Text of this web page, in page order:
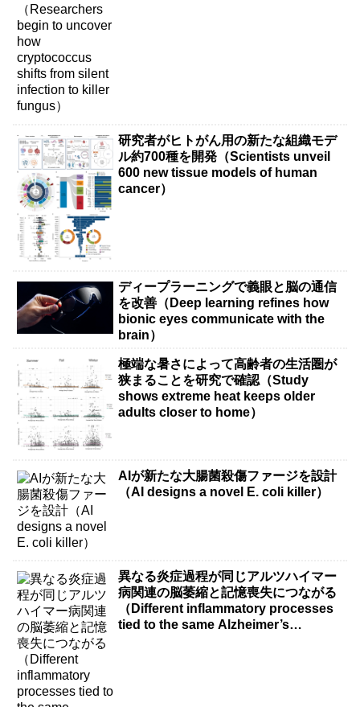
研究者がヒトがん用の新たな組織モデ
ル約700種を開発（Scientists unveil
600 new tissue models of human
cancer）
ディープラーニングで義眼と脳の通信
を改善（Deep learning refines how
bionic eyes communicate with the
brain）
極端な暑さによって高齢者の生活圏が
狭まることを研究で確認（Study
shows extreme heat keeps older
adults closer to home）
AIが新たな大腸菌殺傷ファージを設計
（AI designs a novel E. coli killer）
異なる炎症過程が同じアルツハイマー
病関連の脳萎縮と記憶喪失につながる
（Different inflammatory processes
tied to the same Alzheimer’s